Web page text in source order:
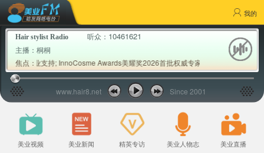
我的
Hair stylist Radio 听众： 10461621
主播：桐桐
焦点：
协会专业支持; InnoCosme Awards美耀奖2026首批权威专家评审公布; Milbon玫
www.hair8.net Since 2001
美业视频 美业新闻 精英专访 美业人物志 美业直播